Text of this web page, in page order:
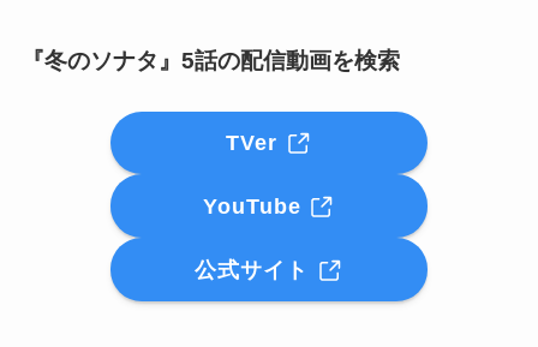
『冬のソナタ』5話の配信動画を検索
TVer
YouTube
公式サイト